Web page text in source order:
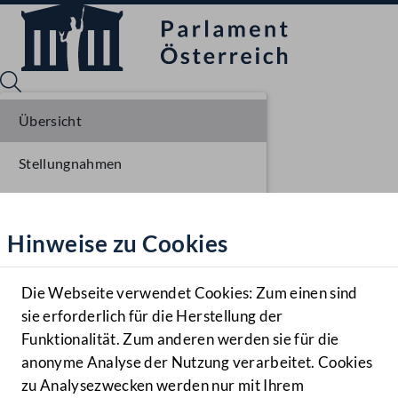
Hilfe
Benutzer
Navigationsmenü öffnen
MENÜ
Hinweise zu Cookies
Die Webseite verwendet Cookies: Zum einen sind
sie erforderlich für die Herstellung der
Funktionalität. Zum anderen werden sie für die
anonyme Analyse der Nutzung verarbeitet. Cookies
zu Analysezwecken werden nur mit Ihrem
Übersicht
Stellungnahmen
Einlangen NR